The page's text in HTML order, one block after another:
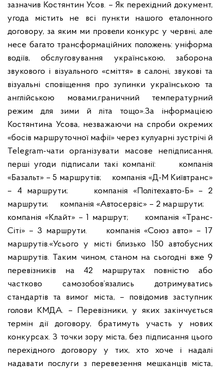
зазначив КостянтинУсов. – Як перехідний документ,
угода містить не всі пункти нашого еталонного
договору, за яким ми провели конкурс у червні, але
несе багато трансформаційних положень: уніформа
водіїв, обслуговування українською, заборона
звукового і візуального «сміття» в салоні, звукові та
візуальні сповіщення про зупинки українською та
англійською мовами,граничний температурний
режим для зими й літа тощо».За інформацією
Костянтина Усова, незважаючи на спроби окремих
«босів маршруточної мафії» через кулуарні зустрічі й
Telegram-чати організувати масове непідписання,
перші угоди підписали такі компанії: компанія
«Базальт» – 5 маршрутів; компанія «Д-М Київтранс»
– 4 маршрути; компанія «Політехавто-Б» – 2
маршрути; компанія «Автосервіс» – 2 маршрути;
компанія «Клайт» – 1 маршрут; компанія «Транс-
Сіті» – 3 маршрути. компанія «Союз авто» – 17
маршрутів.«Усього у місті близько 150 автобусних
маршрутів. Таким чином, станом насьогодні вже 9
перевізників на 42 маршрутах повністю або
частково самозобов’язались дотримуватись
стандартів та вимог міста, – повідомив заступник
голови КМДА. – Перевізники, у яких закінчується
термін діїдоговору, братимуть участь у нових
конкурсах. З точки зору міста, без підписання цього
перехідного договору у тих, хто хоче і надалі
надавати послуги з перевезення мешканців міста,